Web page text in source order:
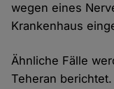
wegen eines
Krankenhaus
Ähnliche Fälle
Teheran